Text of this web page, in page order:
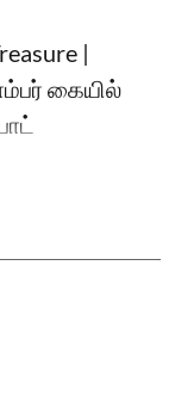
|
கையில்